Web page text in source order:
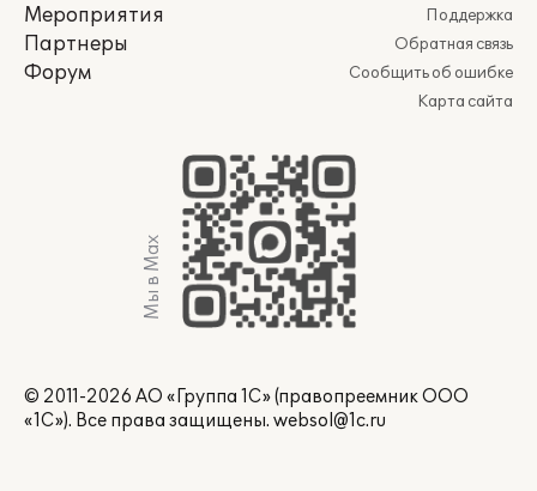
Мероприятия
Партнеры
Форум
Поддержка
Обратная связь
Сообщить об ошибке
Карта сайта
Мы в Max
© 2011-2026 АО «Группа 1С» (правопреемник ООО
«1С»). Все права защищены. websol@1c.ru